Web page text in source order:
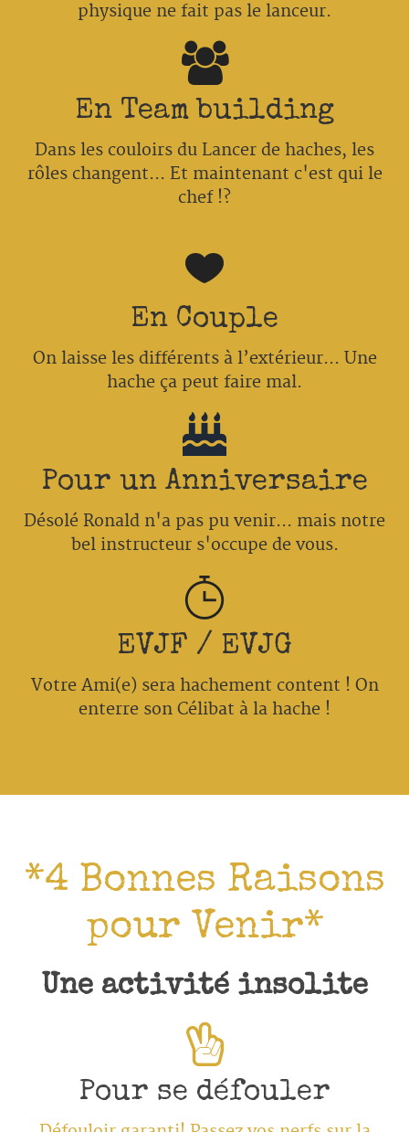
physique ne fait pas le lanceur.
En Team building
Dans les couloirs du Lancer de haches, les
rôles changent... Et maintenant c'est qui le
chef !?
En Couple
On laisse les différents à l’extérieur... Une
hache ça peut faire mal.
Pour un Anniversaire
Désolé Ronald n'a pas pu venir... mais notre
bel instructeur s'occupe de vous.
EVJF / EVJG
Votre Ami(e) sera hachement content ! On
enterre son Célibat à la hache !
*4 Bonnes Raisons
pour Venir*
Une activité insolite
Pour se défouler